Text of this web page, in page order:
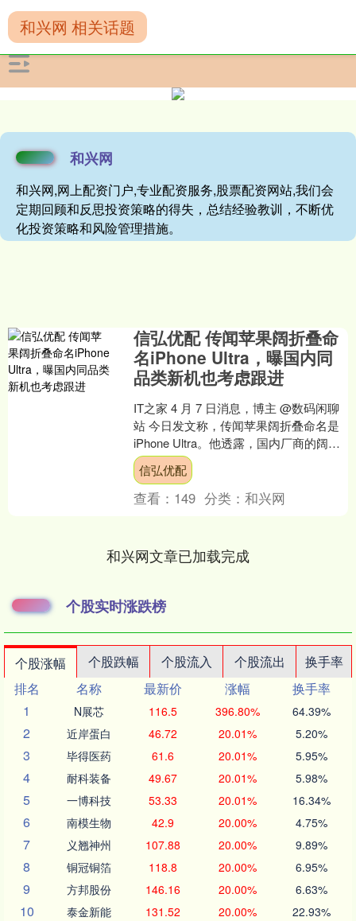
和兴网
和兴网,网上配资门户,专业配资服务,股票配资网站,我们会
定期回顾和反思投资策略的得失，总结经验教训，不断优
化投资策略和风险管理措施。
和兴网 相关话题
信弘优配 传闻苹果阔折叠命
名iPhone Ultra，曝国内同
品类新机也考虑跟进
IT之家 4 月 7 日消息，博主 @数码闲聊
站 今日发文称，传闻苹果阔折叠命名是
iPhone Ultra。他透露，国内厂商的阔折
叠手机也在考虑跟进，新折叠暂....
信弘优配
查看： 149 分类：和兴网
和兴网文章已加载完成
个股实时涨跌榜
个股涨幅 个股跌幅 个股流入 个股流出
换手率
排名
名称 最新价 涨幅
换手率
1
N展芯 116.5 396.80% 64.39%
2 近岸蛋白 46.72 20.01% 5.20%
3 毕得医药 61.6 20.01% 5.95%
4 耐科装备 49.67 20.01% 5.98%
5 一博科技 53.33 20.01% 16.34%
6 南模生物 42.9 20.00% 4.75%
7 义翘神州 107.88 20.00% 9.89%
8 铜冠铜箔 118.8 20.00% 6.95%
9 方邦股份 146.16 20.00% 6.63%
10 泰金新能 131.52 20.00% 22.93%